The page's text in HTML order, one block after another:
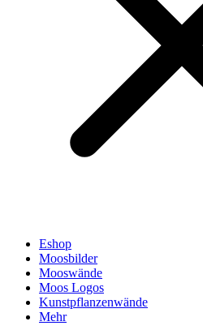
Eshop
Moosbilder
Mooswände
Moos Logos
Kunstpflanzenwände
Mehr